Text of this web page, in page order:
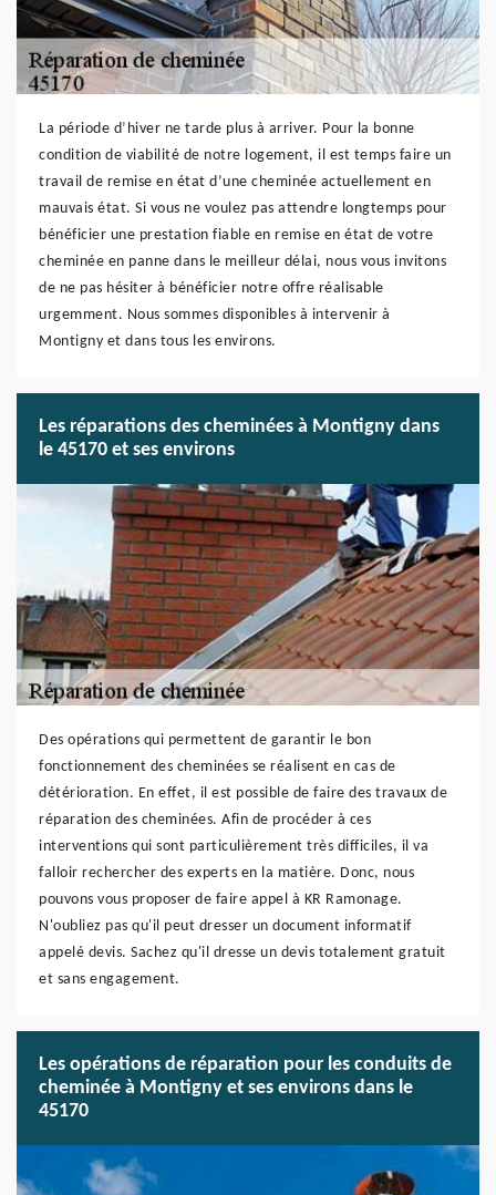
La période d’hiver ne tarde plus à arriver. Pour la bonne
condition de viabilité de notre logement, il est temps faire un
travail de remise en état d’une cheminée actuellement en
mauvais état. Si vous ne voulez pas attendre longtemps pour
bénéficier une prestation fiable en remise en état de votre
cheminée en panne dans le meilleur délai, nous vous invitons
de ne pas hésiter à bénéficier notre offre réalisable
urgemment. Nous sommes disponibles à intervenir à
Montigny et dans tous les environs.
Les réparations des cheminées à Montigny dans
le 45170 et ses environs
Des opérations qui permettent de garantir le bon
fonctionnement des cheminées se réalisent en cas de
détérioration. En effet, il est possible de faire des travaux de
réparation des cheminées. Afin de procéder à ces
interventions qui sont particulièrement très difficiles, il va
falloir rechercher des experts en la matière. Donc, nous
pouvons vous proposer de faire appel à KR Ramonage.
N'oubliez pas qu'il peut dresser un document informatif
appelé devis. Sachez qu'il dresse un devis totalement gratuit
et sans engagement.
Les opérations de réparation pour les conduits de
cheminée à Montigny et ses environs dans le
45170